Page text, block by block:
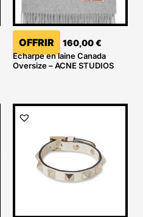
OFFRIR 160,00€
Echarpe en laine Canada
Oversize – ACNE STUDIOS